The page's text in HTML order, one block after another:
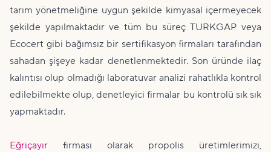
tarım yönetmeliğine uygun şekilde kimyasal içermeyecek
şekilde yapılmaktadır ve tüm bu süreç TURKGAP veya
Ecocert gibi bağımsız bir sertifikasyon firmaları tarafından
sahadan şişeye kadar denetlenmektedir. Son üründe ilaç
kalıntısı olup olmadığı laboratuvar analizi rahatlıkla kontrol
edilebilmekte olup, denetleyici firmalar bu kontrolü sık sık
yapmaktadır.
Eğriçayır firması olarak propolis üretimlerimizi,